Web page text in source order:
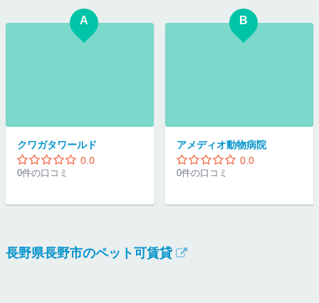
A
クワガタワールド
0.0
0件の口コミ
B
アメディオ動物病院
0.0
0件の口コミ
長野県長野市のペット可賃貸